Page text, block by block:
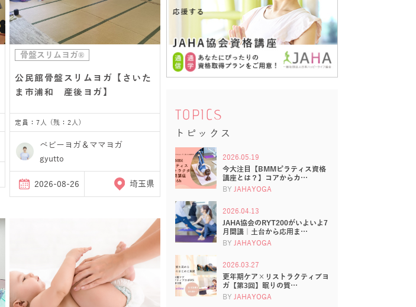
骨盤スリムヨガ®
公民館骨盤スリムヨガ【さいた
ま市浦和 産後ヨガ】
定員：7人 (残：2人)
ベビーヨガ＆ママヨガ
gyutto
2026-08-26 埼玉県
TOPICS
トピックス
2026.05.19
今大注目【BMMピラティス資格
講座とは？】コアからカ…
BY JAHAYOGA
2026.04.13
JAHA協会のRYT200がいよいよ7
月開講｜土台から応用ま…
BY JAHAYOGA
2026.03.27
更年期ケア×リストラクティブヨ
ガ【第3回】眠りの質…
BY JAHAYOGA